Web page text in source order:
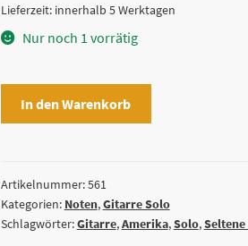
Lieferzeit: innerhalb 5 Werktagen
Nur noch 1 vorrätig
Solo
Guitar)
by
In den Warenkorb
Artikelnummer:561
Kategorien: Noten,Gitarre Solo
Schlagwörter:Gitarre,Amerika,Solo,